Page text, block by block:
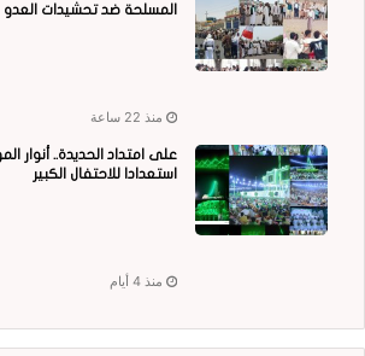
المسلحة ضد تحشيدات العدو
منذ 22 ساعة
على امتداد الحديدة.. أنوار
استعدادا للاحتفال الكبير
منذ 4 أيام